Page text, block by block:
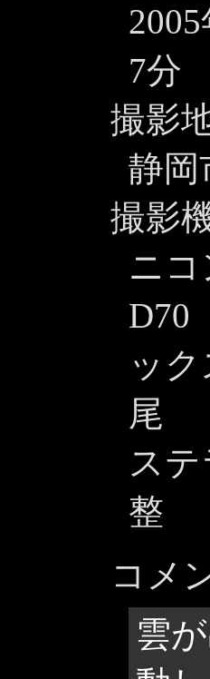
7分
撮影
静岡
撮影
ニコ
D70
ッ
尾
ス
整
コメ
雲